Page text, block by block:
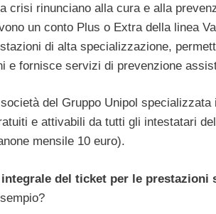
crisi rinunciano alla cura e alla
un conto Plus o Extra della linea
di alta specializzazione,
e fornisce servizi di prevenzione
del Gruppo Unipol
e attivabili da tutti gli intestatari
mensile 10 euro).
del ticket per le prestazioni